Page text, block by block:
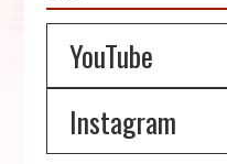
YouTube
Instagram